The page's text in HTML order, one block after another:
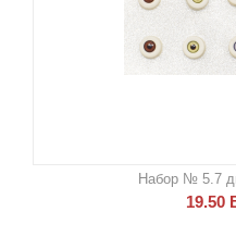
Набор № 5.7
19.50